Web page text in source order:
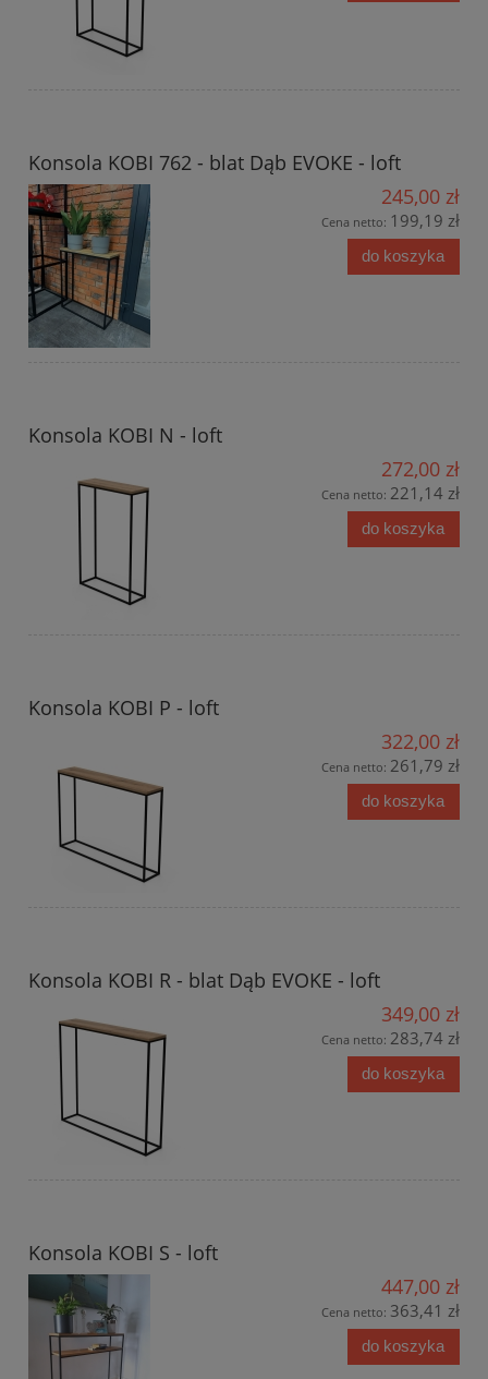
Konsola KOBI 762 - blat Dąb EVOKE - loft
245,00 zł
Cena netto: 199,19 zł
do koszyka
Konsola KOBI N - loft
272,00 zł
Cena netto: 221,14 zł
do koszyka
Konsola KOBI P - loft
322,00 zł
Cena netto: 261,79 zł
do koszyka
Konsola KOBI R - blat Dąb EVOKE - loft
349,00 zł
Cena netto: 283,74 zł
do koszyka
Konsola KOBI S - loft
447,00 zł
Cena netto: 363,41 zł
do koszyka